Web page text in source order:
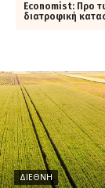
Economist: Προ
διατροφική
ΔΙΕΘΝΉ